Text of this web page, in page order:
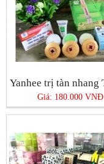
Giá: 180.000 VNĐ